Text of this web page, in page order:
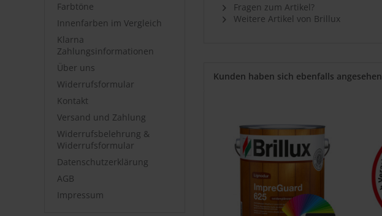
Farbtöne
Innenfarben im Vergleich
Klarna
Zahlungsinformationen
Über uns
Widerrufsformular
Kontakt
Versand und Zahlung
Widerrufsbelehrung &
Widerrufsformular
Datenschutzerklärung
AGB
Impressum
Fragen zum Artikel?
Weitere Artikel von Brillux
Kunden haben sich ebenfalls angesehen